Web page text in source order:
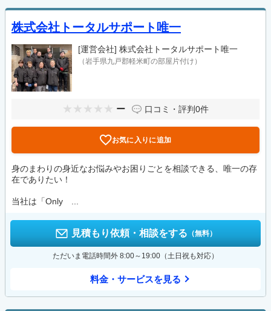
株式会社トータルサポート唯一
[運営会社] 株式会社トータルサポート唯一
（岩手県九戸郡軽米町の部屋片付け）
ー 口コミ・評判0件
お気に入りに追加
身のまわりの身近なお悩みやお困りごとを相談できる、唯一の存
在でありたい！
当社は「Only ...
見積もり依頼・相談をする （無料）
ただいま電話時間外 8:00～19:00（土日祝も対応）
料金・サービスを見る